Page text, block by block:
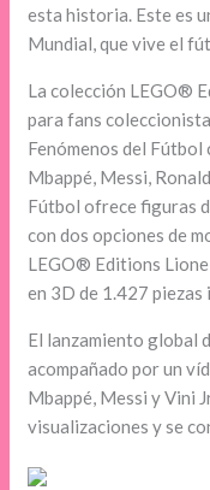
esta historia. Este es
Mundial, que vive el
La colección LEGO®
para fans
Fenómenos del Fútbol
Mbappé, Messi,
Fútbol ofrece figuras
con dos opciones de
LEGO® Editions
en 3D de 1.427 piezas
El lanzamiento global
acompañado por un
Mbappé, Messi y Vini
visualizaciones y se